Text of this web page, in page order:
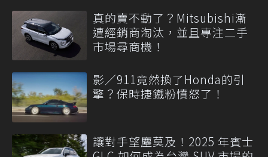
真的賣不動了？Mitsubishi漸
遭經銷商淘汰，並且專注二手
市場尋商機！
影／911竟然換了Honda的引
擎？保時捷鐵粉憤怒了！
讓對手望塵莫及！2025 年賓士